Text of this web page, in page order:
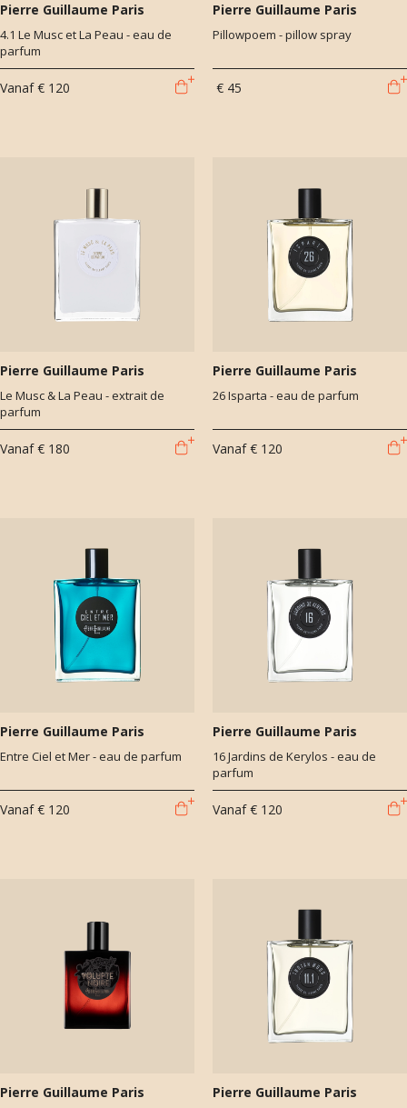
Pierre Guillaume Paris
4.1 Le Musc et La Peau - eau de
parfum
Vanaf € 120
Pierre Guillaume Paris
Pillowpoem - pillow spray
€ 45
Pierre Guillaume Paris
Le Musc & La Peau - extrait de
parfum
Vanaf € 180
Pierre Guillaume Paris
26 Isparta - eau de parfum
Vanaf € 120
Pierre Guillaume Paris
Entre Ciel et Mer - eau de parfum
Vanaf € 120
Pierre Guillaume Paris
16 Jardins de Kerylos - eau de
parfum
Vanaf € 120
Pierre Guillaume Paris Pierre Guillaume Paris